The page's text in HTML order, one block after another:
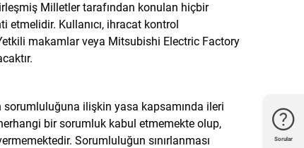
Milletler tarafından konulan hiçbir
Kullanıcı, ihracat kontrol
makamlar veya Mitsubishi Electric Factory
ilişkin yasa kapsamında ileri
bir sorumluk kabul etmemekte olup,
Sorumluluğun sınırlanması
Sorular